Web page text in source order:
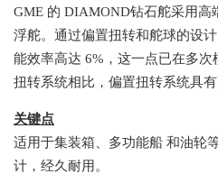
GME 的 DIAMOND钻石舵采用高
浮舵。通过偏置扭转和舵球的设
能效率高达 6%，这一点已在多
扭转系统相比，偏置扭转系统具有
关键点
适用于集装箱、多功能船 和油轮
计，经久耐用。